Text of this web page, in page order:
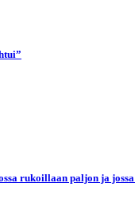
rukoillaan paljon ja